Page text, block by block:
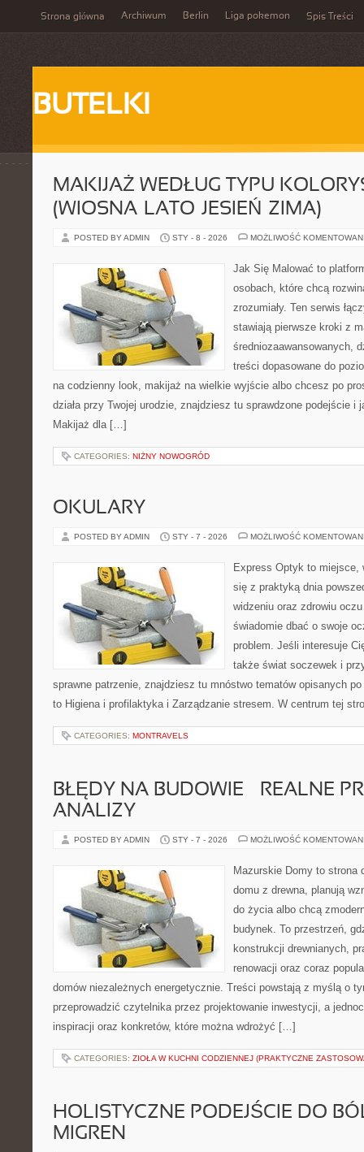
Strona główna Archiwum Berlin Liga pokemon Spis Treści
BUTELKI
MAKIJAŻ WEDŁUG TYPU
(WIOSNA–LATO–JESIEŃ–ZIMA)
POSTED BY ADMIN STY - 8 - 2026 MOŻLIWOŚĆ
Jak Się Malować to
osobach, które chcą
zrozumiały. Ten serwis
stawiają pierwsze kroki z
średniozaawansowanych,
treści dopasowane do
na codzienny look, makijaż na wielkie wyjście albo chcesz po
działa przy Twojej urodzie, znajdziesz tu sprawdzone podejście i
Makijaż dla […]
CATEGORIES: NIŻNY NOWOGRÓD
OKULARY
POSTED BY ADMIN STY - 7 - 2026 MOŻLIWOŚĆ
Express Optyk to
się z praktyką dnia
widzeniu oraz zdrowiu
świadomie dbać o swoje
problem. Jeśli interesuje
także świat soczewek i
sprawne patrzenie, znajdziesz tu mnóstwo tematów opisanych
to Higiena i profilaktyka i Zarządzanie stresem. W centrum tej
CATEGORIES: MONTRAVELS
BŁĘDY NA BUDOWIE – REALNE
ANALIZY
POSTED BY ADMIN STY - 7 - 2026 MOŻLIWOŚĆ
Mazurskie Domy to strona
domu z drewna, planują
do życia albo chcą
budynek. To przestrzeń,
konstrukcji drewnianych,
renowacji oraz coraz
domów niezależnych energetycznie. Treści powstają z myślą o
przeprowadzić czytelnika przez projektowanie inwestycji, a
inspiracji oraz konkretów, które można wdrożyć […]
CATEGORIES: ZIOŁA W KUCHNI CODZIENNEJ (PRAKTYCZNE
HOLISTYCZNE PODEJŚCIE DO
MIGREN